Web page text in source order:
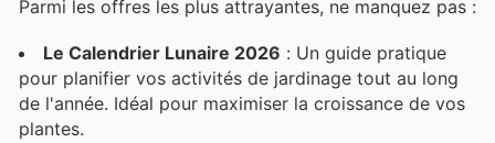
Parmi les offres les plus attrayantes, ne manquez pas :
Le Calendrier Lunaire 2026 : Un guide pratique
pour planifier vos activités de jardinage tout au long
de l'année. Idéal pour maximiser la croissance de vos
plantes.